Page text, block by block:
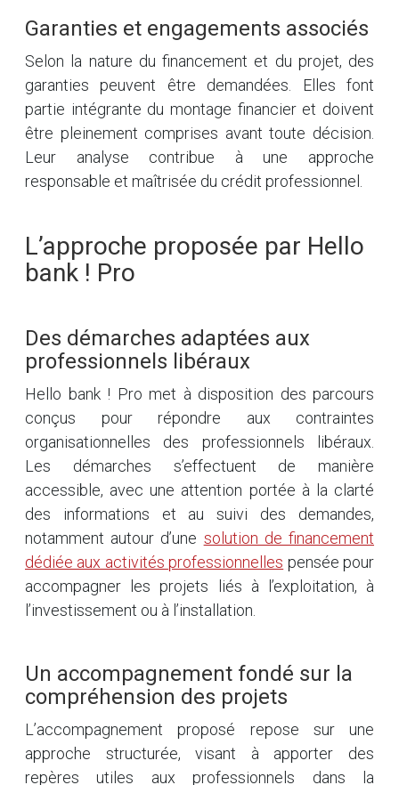
Garanties et engagements associés
Selon la nature du financement et du projet, des
garanties peuvent être demandées. Elles font
partie intégrante du montage financier et doivent
être pleinement comprises avant toute décision.
Leur analyse contribue à une approche
responsable et maîtrisée du crédit professionnel.
L’approche proposée par Hello
bank ! Pro
Des démarches adaptées aux
professionnels libéraux
Hello bank ! Pro met à disposition des parcours
conçus pour répondre aux contraintes
organisationnelles des professionnels libéraux.
Les démarches s’effectuent de manière
accessible, avec une attention portée à la clarté
des informations et au suivi des demandes,
notamment autour d’une solution de financement
dédiée aux activités professionnelles pensée pour
accompagner les projets liés à l’exploitation, à
l’investissement ou à l’installation.
Un accompagnement fondé sur la
compréhension des projets
L’accompagnement proposé repose sur une
approche structurée, visant à apporter des
repères utiles aux professionnels dans la